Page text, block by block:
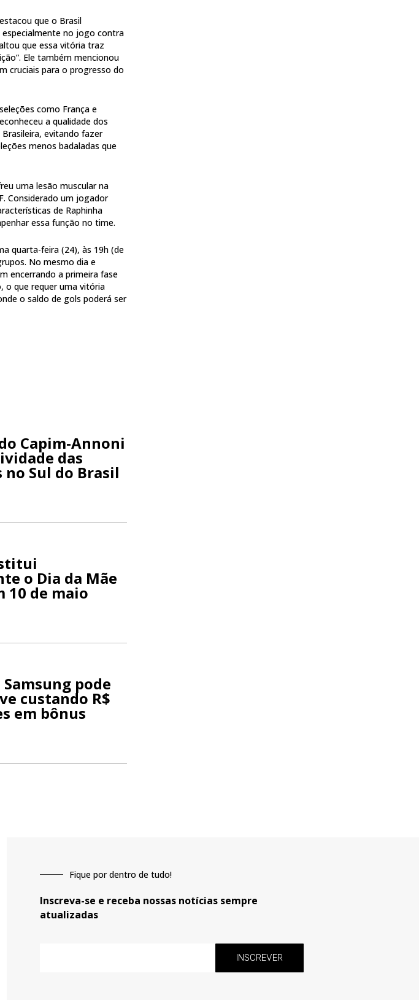
que o Brasil
no jogo contra
que essa vitória traz
Ele também mencionou
cruciais para o progresso do
como França e
a qualidade dos
evitando fazer
menos badaladas que
uma lesão muscular na
Considerado um jogador
de Raphinha
essa função no time.
quarta-feira (24), às 19h (de
No mesmo dia e
encerrando a primeira fase
o que requer uma vitória
o saldo de gols poderá ser
Capim-Annoni
das
no Sul do Brasil
o Dia da Mãe
10 de maio
pode
custando R$
em bônus
Fique por dentro de tudo!
Inscreva-se e receba nossas notícias sempre
atualizadas
INSCREVER